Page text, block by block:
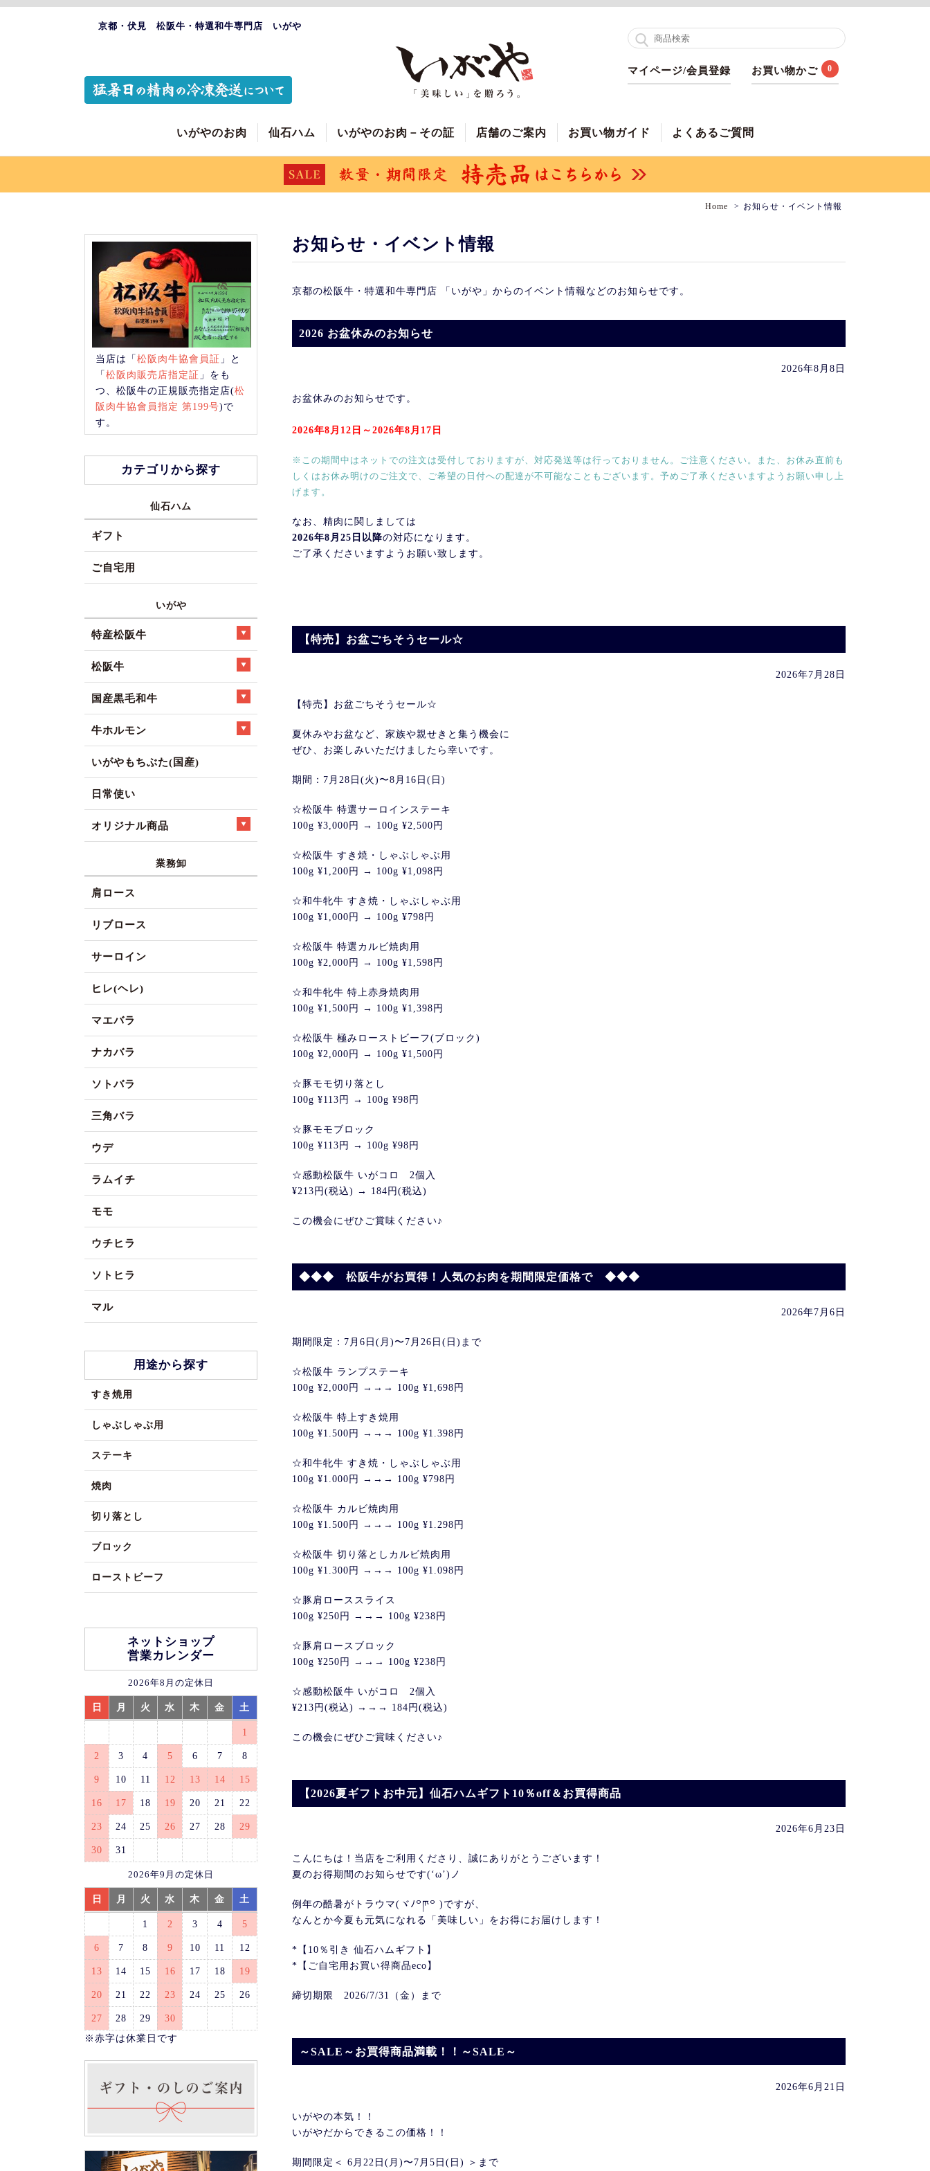
京都・伏見 松阪牛・特選和牛専門店 いがや
マイページ/会員登録 お買い物かご 0
いがやのお肉 仙石ハム いがやのお肉－その証 店舗のご案内 お買い物ガイド よくあるご質問
Home お知らせ・イベント情報
お知らせ・イベント情報
京都の松阪牛・特選和牛専門店 「いがや」からのイベント情報などのお知らせです。
2026 お盆休みのお知らせ
2026年8月8日
お盆休みのお知らせです。
2026年8月12日～2026年8月17日
※この期間中はネットでの注文は受付しておりますが、対応発送等は行っておりません。ご注意ください。また、お休み直前も
しくはお休み明けのご注文で、ご希望の日付への配達が不可能なこともございます。予めご了承くださいますようお願い申し上
げます。
なお、精肉に関しましては
2026年8月25日以降の対応になります。
ご了承くださいますようお願い致します。
【特売】お盆ごちそうセール☆
2026年7月28日
【特売】お盆ごちそうセール☆
夏休みやお盆など、家族や親せきと集う機会に
ぜひ、お楽しみいただけましたら幸いです。
期間：7月28日(火)〜8月16日(日)
☆松阪牛 特選サーロインステーキ
100g ¥3,000円 → 100g ¥2,500円
☆松阪牛 すき焼・しゃぶしゃぶ用
100g ¥1,200円 → 100g ¥1,098円
☆和牛牝牛 すき焼・しゃぶしゃぶ用
100g ¥1,000円 → 100g ¥798円
☆松阪牛 特選カルビ焼肉用
100g ¥2,000円 → 100g ¥1,598円
☆和牛牝牛 特上赤身焼肉用
100g ¥1,500円 → 100g ¥1,398円
☆松阪牛 極みローストビーフ(ブロック)
100g ¥2,000円 → 100g ¥1,500円
☆豚モモ切り落とし
100g ¥113円 → 100g ¥98円
☆豚モモブロック
100g ¥113円 → 100g ¥98円
☆感動松阪牛 いがコロ 2個入
¥213円(税込) → 184円(税込)
この機会にぜひご賞味ください♪
◆◆◆ 松阪牛がお買得！人気のお肉を期間限定価格で ◆◆◆
2026年7月6日
期間限定：7月6日(月)〜7月26日(日)まで
☆松阪牛 ランプステーキ
100g ¥2,000円 →→→ 100g ¥1,698円
☆松阪牛 特上すき焼用
100g ¥1.500円 →→→ 100g ¥1.398円
☆和牛牝牛 すき焼・しゃぶしゃぶ用
100g ¥1.000円 →→→ 100g ¥798円
☆松阪牛 カルビ焼肉用
100g ¥1.500円 →→→ 100g ¥1.298円
☆松阪牛 切り落としカルビ焼肉用
100g ¥1.300円 →→→ 100g ¥1.098円
☆豚肩ローススライス
100g ¥250円 →→→ 100g ¥238円
☆豚肩ロースブロック
100g ¥250円 →→→ 100g ¥238円
☆感動松阪牛 いがコロ 2個入
¥213円(税込) →→→ 184円(税込)
この機会にぜひご賞味ください♪
【2026夏ギフトお中元】仙石ハムギフト10％off＆お買得商品
2026年6月23日
こんにちは！当店をご利用くださり、誠にありがとうございます！
夏のお得期間のお知らせです(‘ω’)ノ
例年の酷暑がトラウマ(ヾﾉ꒪ཫ꒪ )ですが、
なんとか今夏も元気になれる「美味しい」をお得にお届けします！
*【10％引き 仙石ハムギフト】
*【ご自宅用お買い得商品eco】
締切期限 2026/7/31（金）まで
～SALE～お買得商品満載！！～SALE～
2026年6月21日
いがやの本気！！
いがやだからできるこの価格！！
期間限定＜ 6月22日(月)〜7月5日(日) ＞まで
当店は「松阪肉牛協會員証 」と
「松阪肉販売店指定証 」をも
つ、松阪牛の正規販売指定店(松
阪肉牛協會員指定 第199号)で
す。
カテゴリから探す
仙石ハム
ギフト
ご自宅用
いがや
特産松阪牛
松阪牛
国産黒毛和牛
牛ホルモン
いがやもちぶた(国産)
日常使い
オリジナル商品
業務卸
肩ロース
リブロース
サーロイン
ヒレ(ヘレ)
マエバラ
ナカバラ
ソトバラ
三角バラ
ウデ
ラムイチ
モモ
ウチヒラ
ソトヒラ
マル
用途から探す
すき焼用
しゃぶしゃぶ用
ステーキ
焼肉
切り落とし
ブロック
ローストビーフ
ネットショップ
営業カレンダー
2026年8月の定休日
日 月 火 水 木 金 土
1
2 3 4 5 6 7 8
9 10 11 12 13 14 15
16 17 18 19 20 21 22
23 24 25 26 27 28 29
30 31
2026年9月の定休日
日 月 火 水 木 金 土
1 2 3 4 5
6 7 8 9 10 11 12
13 14 15 16 17 18 19
20 21 22 23 24 25 26
27 28 29
30
※赤字は休業日です